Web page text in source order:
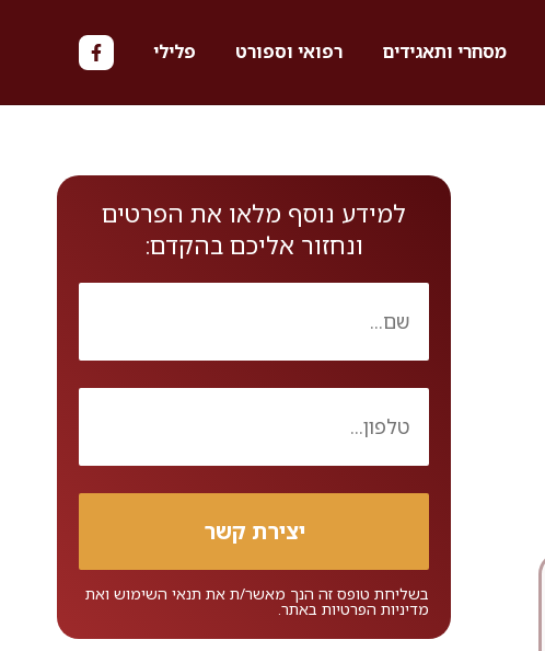
מסחרי ותאגידים רפואי וספורט פלילי
למידע נוסף מלאו את הפרטים
ונחזור אליכם בהקדם:
בשליחת טופס זה הנך מאשר/ת את תנאי השימושואת
מדיניות הפרטיותבאתר.